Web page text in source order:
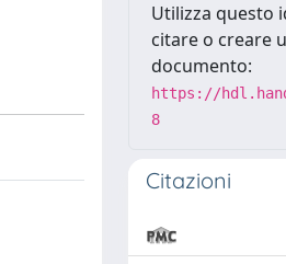
Utilizza questo
citare o creare
documento:
https://
8
Citazioni